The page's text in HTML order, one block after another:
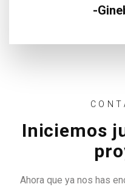
Iniciemos
Ahora que ya nos has